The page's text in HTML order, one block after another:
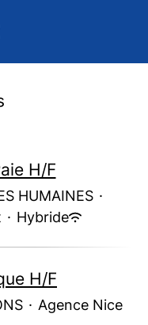
H/F
HUMAINES ·
· Hybride
H/F
· Agence Nice